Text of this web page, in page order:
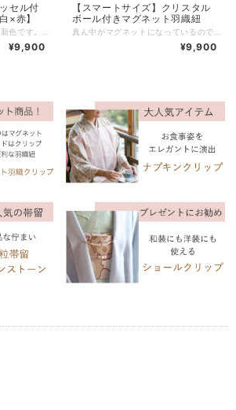
セル付
×赤】
¥9,900
【スマートサイズ】クリスタル
ボール付きマグネット羽織紐
¥9,900